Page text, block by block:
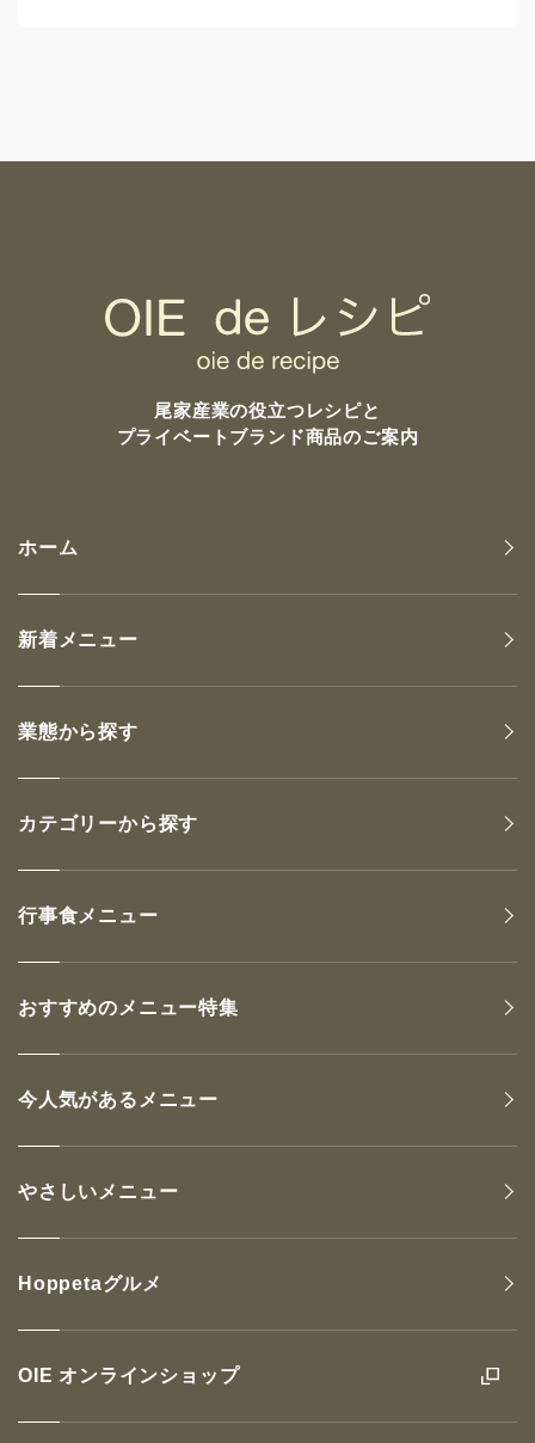
尾家産業の役立つレシピと
プライベートブランド商品のご案内
OIE オンラインショップ
ホーム
新着メニュー
業態から探す
カテゴリーから探す
行事食メニュー
おすすめのメニュー特集
今人気があるメニュー
やさしいメニュー
Hoppetaグルメ